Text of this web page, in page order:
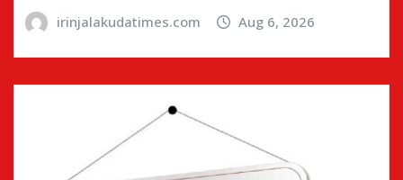
irinjalakudatimes.com Aug 6, 2026